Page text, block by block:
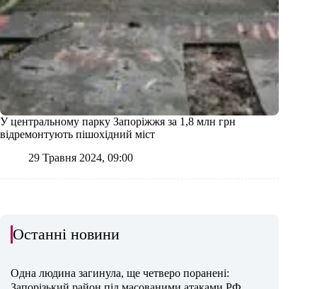
У центральному парку Запоріжжя за 1,8 млн грн
відремонтують пішохідний міст
29 Травня 2024, 09:00
Останні новини
Одна людина загинула, ще четверо поранені: